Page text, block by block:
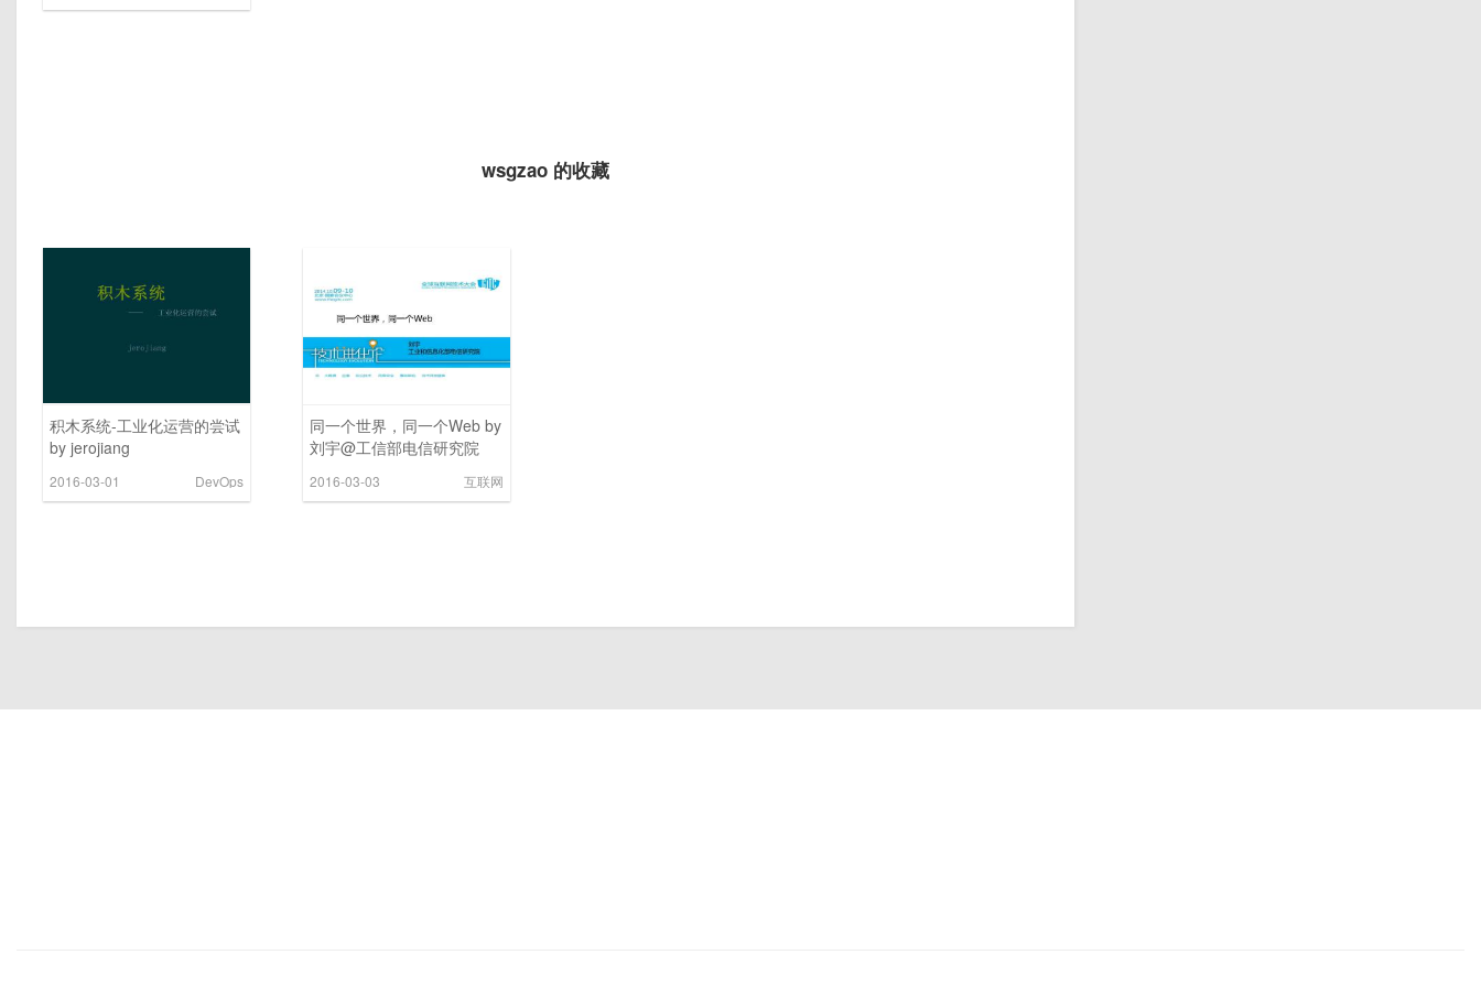
wsgzao 的收藏
积木系统-工业化运营的尝试
by jerojiang
2016-03-01 DevOps
同一个世界，同一个Web by
刘宇@工信部电信研究院
2016-03-03 互联网